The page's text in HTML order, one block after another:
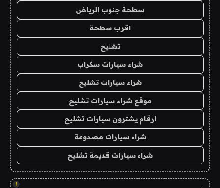
سطحة جنوب الرياض
اقرب سطحة
تشليح
شراء سيارات سكراب
شراء سيارات تشليح
موقع شراء سيارات تشليح
ارقام يشترون سيارات تشليح
شراء سيارات مصدومة
شراء سيارات قديمة تشليح
!